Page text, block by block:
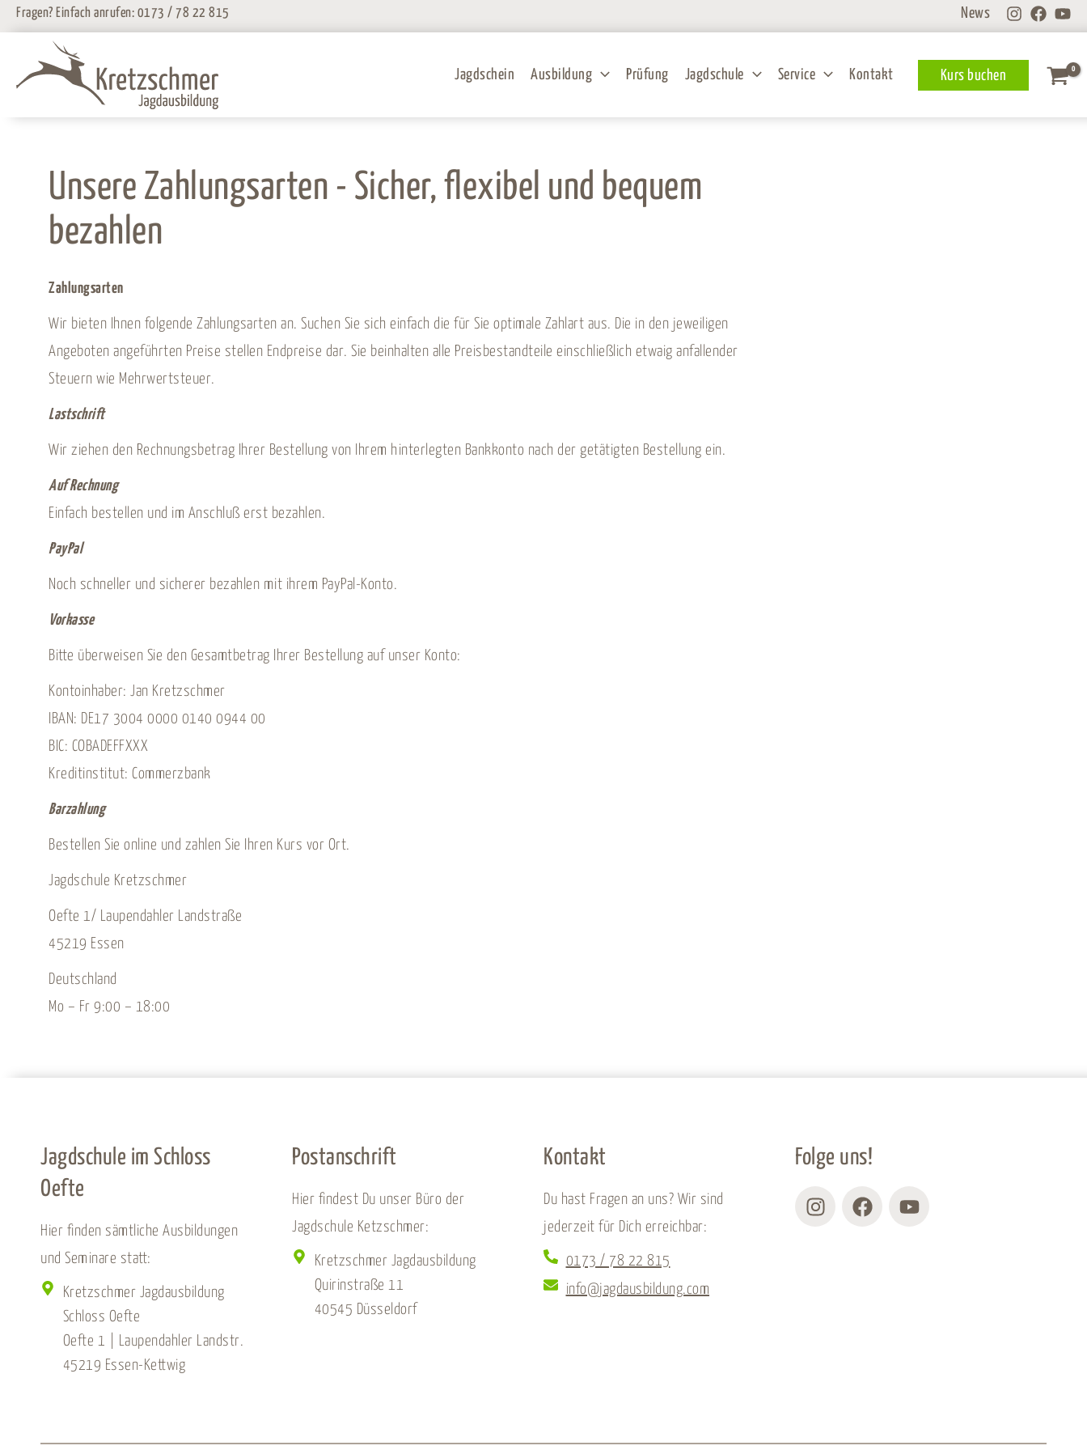
Zum
springen
Fragen? Einfach anrufen: 0173 / 78 22 815 News
Jagdschein Ausbildung Prüfung Jagdschule Service Kontakt Kurs buchen
Unsere Zahlungsarten - Sicher, flexibel und bequem
bezahlen
Zahlungsarten
Wir bieten Ihnen folgende Zahlungsarten an. Suchen Sie sich einfach die für Sie optimale Zahlart aus. Die in den jeweiligen
Angeboten angeführten Preise stellen Endpreise dar. Sie beinhalten alle Preisbestandteile einschließlich etwaig anfallender
Steuern wie Mehrwertsteuer.
Lastschrift
Wir ziehen den Rechnungsbetrag Ihrer Bestellung von Ihrem hinterlegten Bankkonto nach der getätigten Bestellung ein.
Auf Rechnung
Einfach bestellen und im Anschluß erst bezahlen.
PayPal
Noch schneller und sicherer bezahlen mit ihrem PayPal-Konto.
Vorkasse
Bitte überweisen Sie den Gesamtbetrag Ihrer Bestellung auf unser Konto:
Kontoinhaber: Jan Kretzschmer
IBAN: DE17 3004 0000 0140 0944 00
BIC: COBADEFFXXX
Kreditinstitut: Commerzbank
Barzahlung
Bestellen Sie online und zahlen Sie Ihren Kurs vor Ort.
Jagdschule Kretzschmer
Oefte 1/ Laupendahler Landstraße
45219 Essen
Deutschland
Mo – Fr 9:00 – 18:00
Jagdschule im Schloss
Oefte
Hier finden sämtliche Ausbildungen
und Seminare statt:
Kretzschmer Jagdausbildung
Schloss Oefte
Oefte 1 | Laupendahler Landstr.
45219 Essen-Kettwig
Postanschrift
Hier findest Du unser Büro der
Jagdschule Ketzschmer:
Kretzschmer Jagdausbildung
Quirinstraße 11
40545 Düsseldorf
Kontakt
Du hast Fragen an uns? Wir sind
jederzeit für Dich erreichbar:
0173 / 78 22 815
info@jagdausbildung.com
Folge uns!
InstagramFacebookYoutube